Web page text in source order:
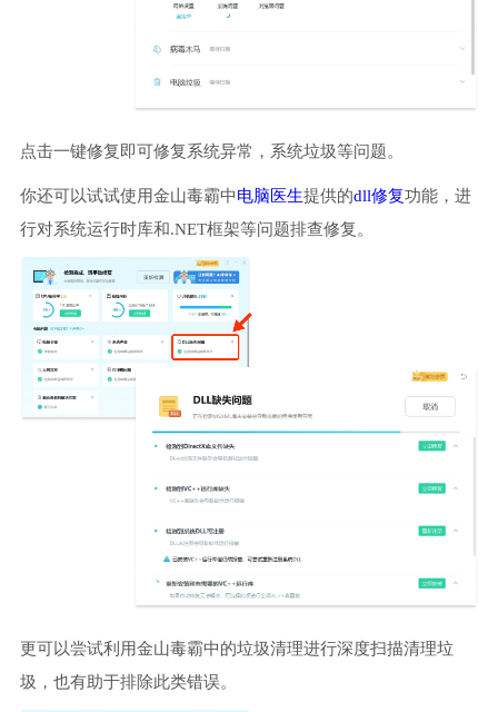
点击一键修复即可修复系统异常，系统垃圾等问题。
你还可以试试使用金山毒霸中电脑医生提供的dll修复功能，进
行对系统运行时库和.NET框架等问题排查修复。
更可以尝试利用金山毒霸中的垃圾清理进行深度扫描清理垃
圾，也有助于排除此类错误。